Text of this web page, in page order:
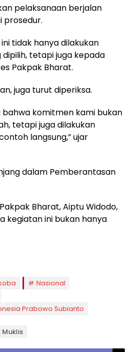
pelaksanaan berjalan
prosedur.
tidak hanya dilakukan
tetapi juga kepada
Pakpak Bharat.
juga turut diperiksa.
bahwa komitmen kami bukan
tetapi juga dilakukan
langsung,” ujar
dalam Pemberantasan
Bharat, Aiptu Widodo,
kegiatan ini bukan hanya
Nasional
Prabowo Subianto
Muklis